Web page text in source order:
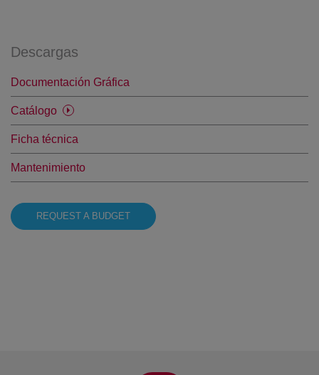
Descargas
Documentación Gráfica
Catálogo
Ficha técnica
Mantenimiento
REQUEST A BUDGET